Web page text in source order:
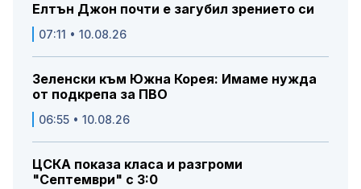
Елтън Джон почти е загубил зрението си
07:11 • 10.08.26
Зеленски към Южна Корея: Имаме нужда
от подкрепа за ПВО
06:55 • 10.08.26
ЦСКА показа класа и разгроми
"Септември" с 3:0